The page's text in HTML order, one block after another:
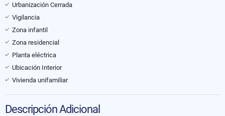
Urbanización Cerrada
Vigilancia
Zona infantil
Zona residencial
Planta eléctrica
Ubicación Interior
Vivienda unifamiliar
Descripción Adicional